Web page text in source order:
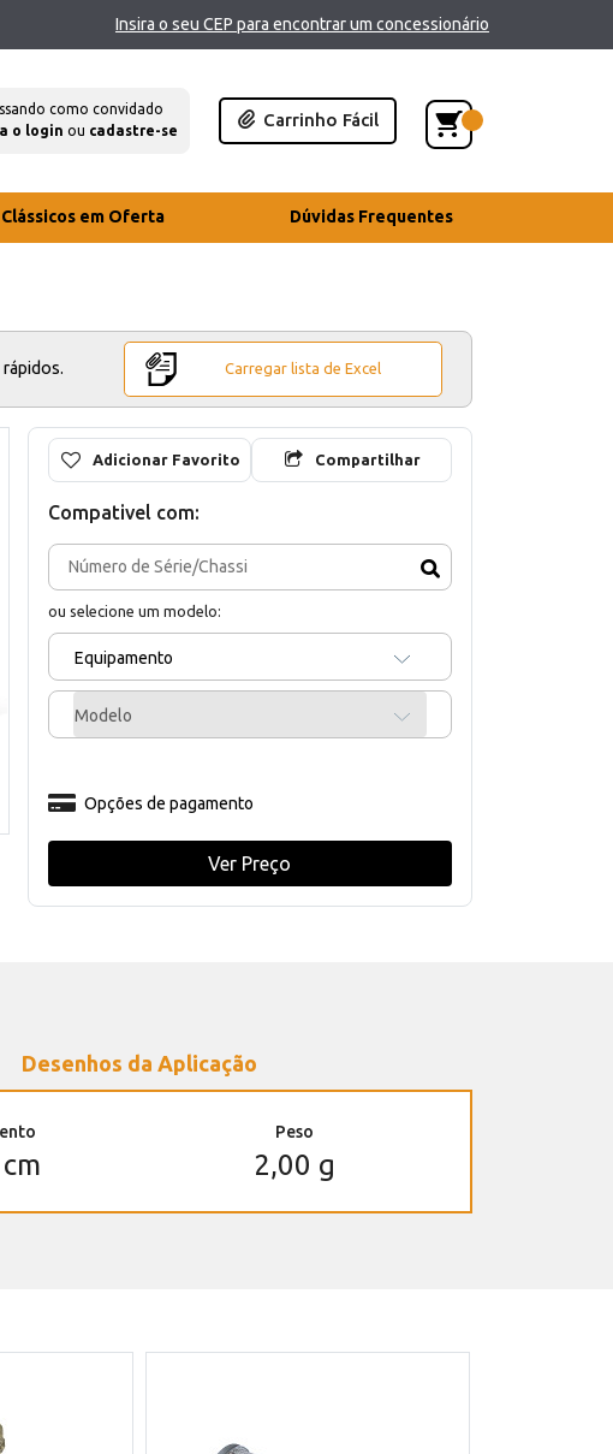
Insira o seu CEP para encontrar um concessionário
como convidado
o login ou cadastre-se
Carrinho Fácil
Clássicos em Oferta Dúvidas Frequentes
Carregar lista de Excel
Adicionar Favorito Compartilhar
Compativel com:
ou selecione um modelo:
Equipamento
Modelo
Opções de pagamento
Ver Preço
Desenhos da Aplicação
Peso
2,00 g